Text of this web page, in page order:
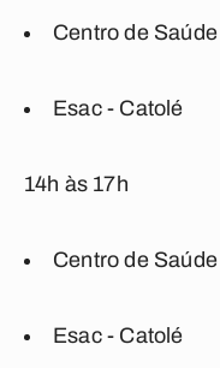
Centro de
Esac - Catolé
14h às 17h
Centro de
Esac - Catolé